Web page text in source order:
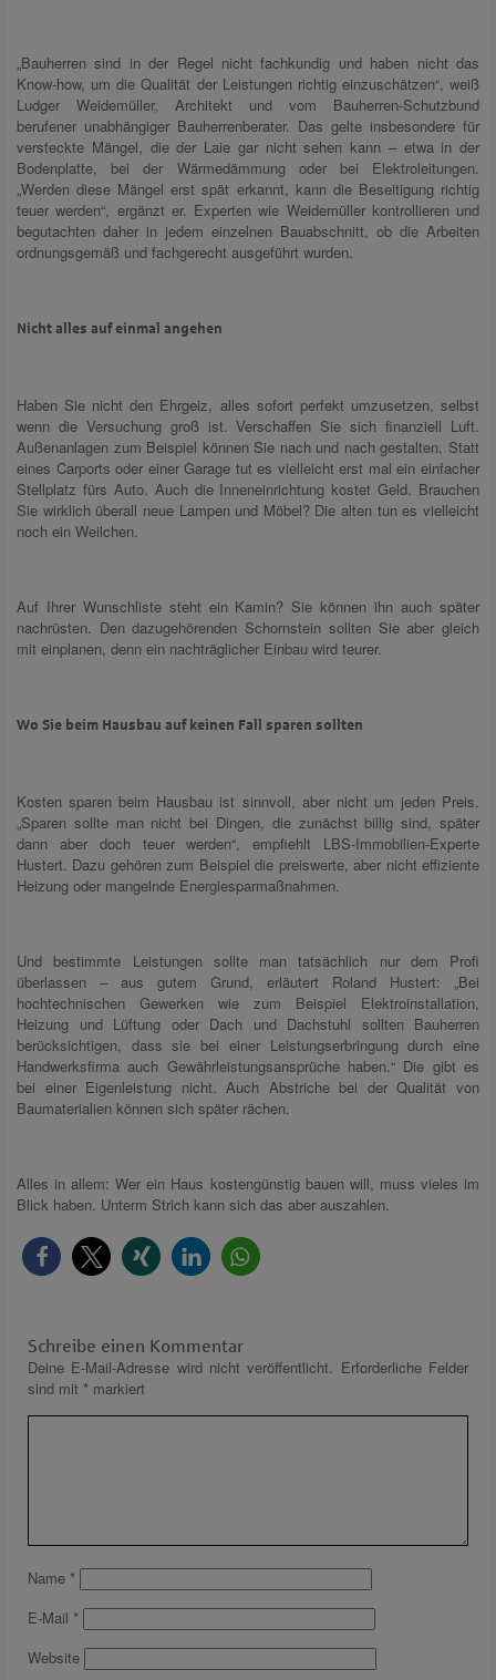
„Bauherren sind in der Regel nicht fachkundig und haben nicht das
Know-how, um die Qualität der Leistungen richtig einzuschätzen“, weiß
Ludger Weidemüller, Architekt und vom Bauherren-Schutzbund
berufener unabhängiger Bauherrenberater. Das gelte insbesondere für
versteckte Mängel, die der Laie gar nicht sehen kann – etwa in der
Bodenplatte, bei der Wärmedämmung oder bei Elektroleitungen.
„Werden diese Mängel erst spät erkannt, kann die Beseitigung richtig
teuer werden“, ergänzt er. Experten wie Weidemüller kontrollieren und
begutachten daher in jedem einzelnen Bauabschnitt, ob die Arbeiten
ordnungsgemäß und fachgerecht ausgeführt wurden.
Nicht alles auf einmal angehen
Haben Sie nicht den Ehrgeiz, alles sofort perfekt umzusetzen, selbst
wenn die Versuchung groß ist. Verschaffen Sie sich finanziell Luft.
Außenanlagen zum Beispiel können Sie nach und nach gestalten. Statt
eines Carports oder einer Garage tut es vielleicht erst mal ein einfacher
Stellplatz fürs Auto. Auch die Inneneinrichtung kostet Geld. Brauchen
Sie wirklich überall neue Lampen und Möbel? Die alten tun es vielleicht
noch ein Weilchen.
Auf Ihrer Wunschliste steht ein Kamin? Sie können ihn auch später
nachrüsten. Den dazugehörenden Schornstein sollten Sie aber gleich
mit einplanen, denn ein nachträglicher Einbau wird teurer.
Wo Sie beim Hausbau auf keinen Fall sparen sollten
Kosten sparen beim Hausbau ist sinnvoll, aber nicht um jeden Preis.
„Sparen sollte man nicht bei Dingen, die zunächst billig sind, später
dann aber doch teuer werden“, empfiehlt LBS-Immobilien-Experte
Hustert. Dazu gehören zum Beispiel die preiswerte, aber nicht effiziente
Heizung oder mangelnde Energiesparmaßnahmen.
Und bestimmte Leistungen sollte man tatsächlich nur dem Profi
überlassen – aus gutem Grund, erläutert Roland Hustert: „Bei
hochtechnischen Gewerken wie zum Beispiel Elektroinstallation,
Heizung und Lüftung oder Dach und Dachstuhl sollten Bauherren
berücksichtigen, dass sie bei einer Leistungserbringung durch eine
Handwerksfirma auch Gewährleistungsansprüche haben.“ Die gibt es
bei einer Eigenleistung nicht. Auch Abstriche bei der Qualität von
Baumaterialien können sich später rächen.
Alles in allem: Wer ein Haus kostengünstig bauen will, muss vieles im
Blick haben. Unterm Strich kann sich das aber auszahlen.
Schreibe einen Kommentar
Deine E-Mail-Adresse wird nicht veröffentlicht. Erforderliche Felder
sind mit * markiert
Name *
E-Mail *
Website